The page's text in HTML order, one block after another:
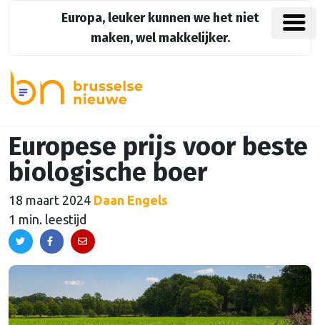
Europa, leuker kunnen we het niet
maken, wel makkelijker.
Europese prijs voor beste
biologische boer
18 maart 2024 Daan Engels
1 min. leestijd